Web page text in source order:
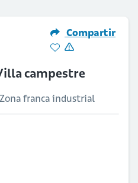
Compartir
campestre
franca industrial